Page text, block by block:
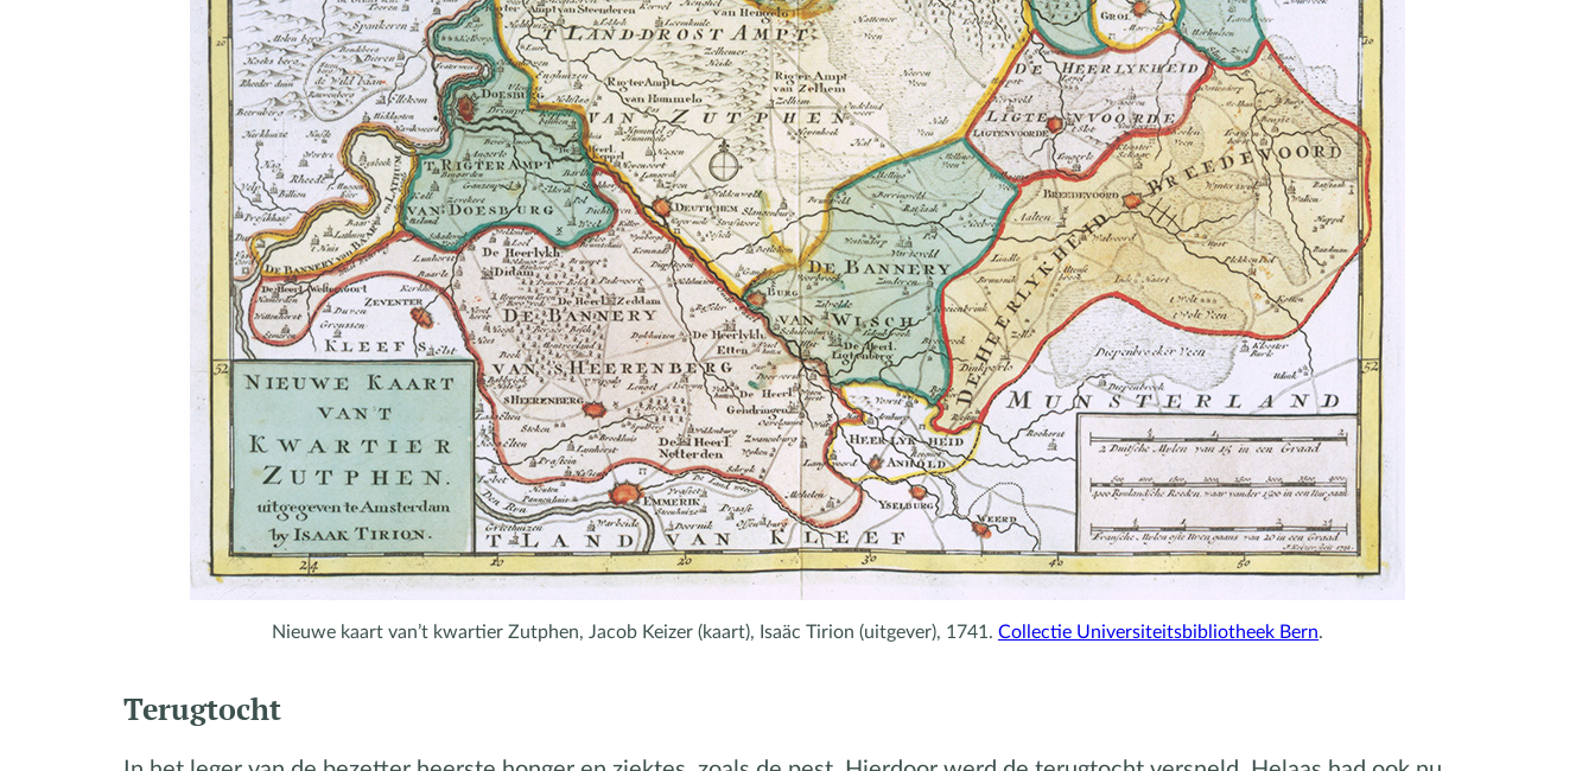
Nieuwe kaart van’t kwartier Zutphen, Jacob Keizer (kaart), Isaäc Tirion (uitgever), 1741. Collectie Universiteitsbibliotheek Bern.
Terugtocht